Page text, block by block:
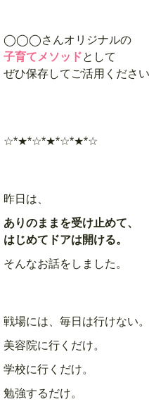
◯◯◯さんオリジナルの
子育てメソッドとして
ぜひ保存してご活用ください
☆*★*☆*★*☆*★*☆
昨日は、
ありのままを受け止めて、
はじめてドアは開ける。
そんなお話をしました。
戦場には、毎日は行けない。
美容院に行くだけ。
学校に行くだけ。
勉強するだけ。